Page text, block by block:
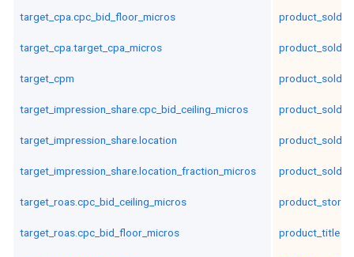
target_cpa.cpc_bid_floor_micros
target_cpa.target_cpa_micros
target_cpm
target_impression_share.cpc_bid_ceiling_micros
target_impression_share.location
target_impression_share.location_fraction_micros
target_roas.cpc_bid_ceiling_micros
target_roas.cpc_bid_floor_micros product_title